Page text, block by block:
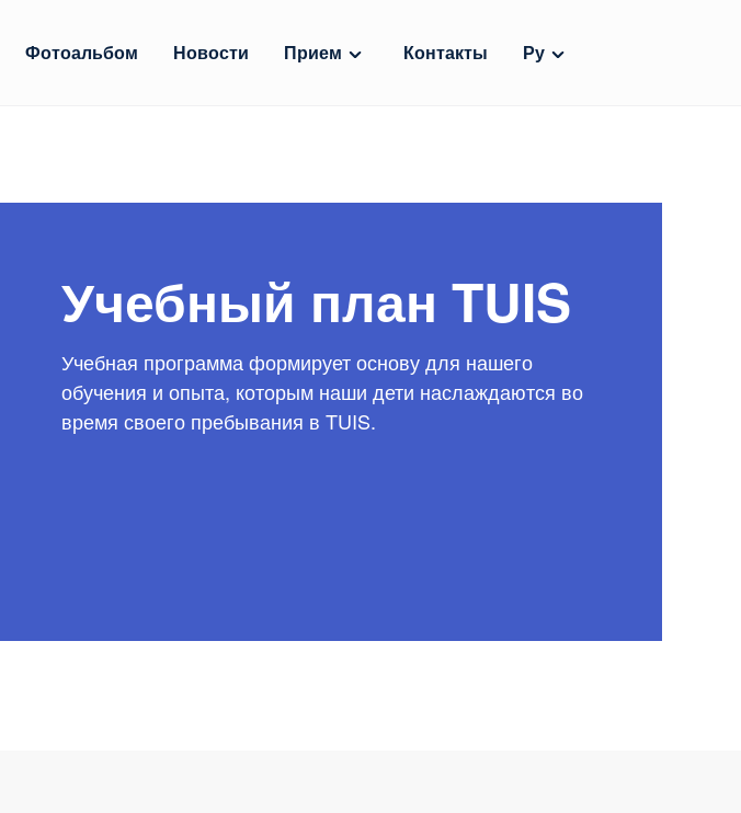
Фотоальбом Новости Прием Контакты Ру
Учебный план TUIS
Учебная программа формирует основу для нашего
обучения и опыта, которым наши дети наслаждаются во
время своего пребывания в TUIS.